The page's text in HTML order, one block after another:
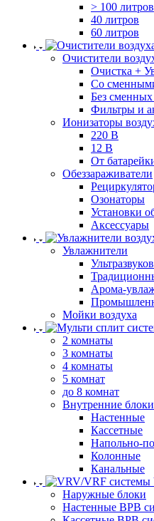
> 100 литров
40 литров
60 литров
Очистители
Очистка +
Cо
Без
Фильтры и
Ионизаторы
220 В
12 В
От
Обеззараживатели
Озонаторы
Установки
Аксессуары
Увлажнители
Арома-
Мойки воздуха
2 комнаты
3 комнаты
4 комнаты
5 комнат
до 8 комнат
Внутренние
Настенные
Кассетные
Напольно-
Колонные
Канальные
Наружные блоки
Настенные ВРВ